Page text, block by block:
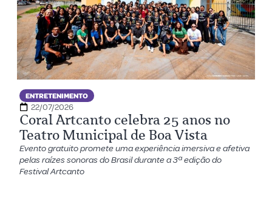
ENTRETENIMENTO
22/07/2026
Coral Artcanto celebra 25 anos no
Teatro Municipal de Boa Vista
Evento gratuito promete uma experiência imersiva e afetiva
pelas raízes sonoras do Brasil durante a 3ª edição do
Festival Artcanto